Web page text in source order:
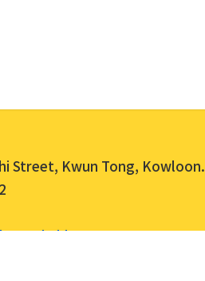
Street, Kwun Tong, Kowloon.